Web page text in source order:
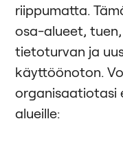
riippumatta.
osa-alueet,
tietoturvan ja
käyttöönoton.
organisaatiotasi
alueille: